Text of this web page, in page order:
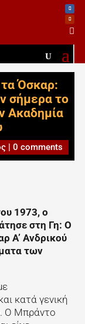

Όσκαρ:
σήμερα το
Ακαδημία
| 0 comments
1973, ο
στη Γη: Ο
Α’ Ανδρικού
των
κατά γενική
Ο Μπράντο